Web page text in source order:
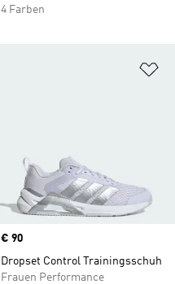
4 Farben
Price
€ 90
Dropset Control Trainingsschuh
Frauen Performance